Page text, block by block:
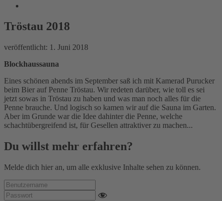
2018
Tröstau 2018
veröffentlicht: 1. Juni 2018
Blockhaussauna
Eines schönen abends im September saß ich mit Kamerad Purucker
beim Bier auf Penne Tröstau. Wir redeten darüber, wie toll es sei
jetzt sowas in Tröstau zu haben und was man noch alles für die
Penne brauche. Und logisch so kamen wir auf die Sauna im Garten.
Aber im Grunde war die Idee dahinter die Penne, welche
schachtübergreifend ist, für Gesellen attraktiver zu machen...
Du willst mehr erfahren?
Melde dich hier an, um alle exklusive Inhalte sehen zu können.